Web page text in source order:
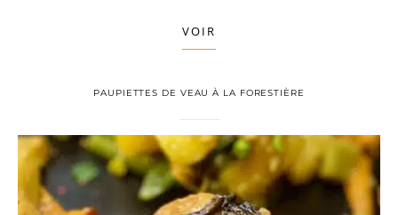
VOIR
PAUPIETTES DE VEAU À LA FORESTIÈRE